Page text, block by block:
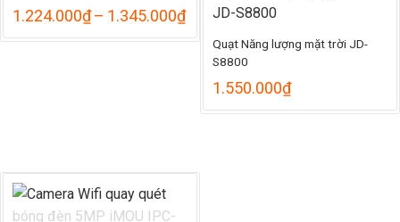
1.224.000₫– 1.345.000₫Khoảng
từ
1.224.000₫
1.345.000₫
Quạt Năng lượng mặt trời JD-
S8800
1.550.000₫